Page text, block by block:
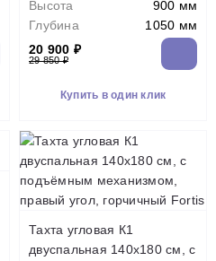
Высота
900 мм
Глубина
1050 мм
20 900 ₽
29 850 ₽
Купить в один клик
Тахта угловая К1
двуспальная 140х180 см, с